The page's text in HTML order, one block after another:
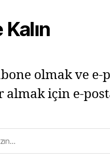
olmak ve e-
için e-